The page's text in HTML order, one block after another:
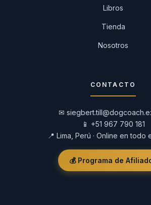
Libros
Tienda
Nosotros
CONTACTO
✉
📱 +51 967 790 181
📍 Lima, Perú · Online en todo
💰 Programa de